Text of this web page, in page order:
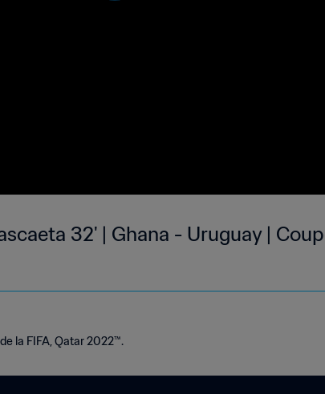
32' | Ghana - Uruguay |
la FIFA, Qatar 2022™.